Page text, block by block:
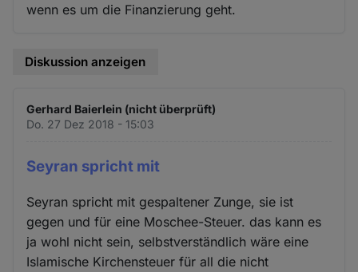
wenn es um die Finanzierung geht.
Diskussion anzeigen
Gerhard Baierlein (nicht überprüft)
Do. 27 Dez 2018 - 15:03
Seyran spricht mit
Seyran spricht mit gespaltener Zunge, sie ist
gegen und für eine Moschee-Steuer. das kann es
ja wohl nicht sein, selbstverständlich wäre eine
Islamische Kirchensteuer für all die nicht